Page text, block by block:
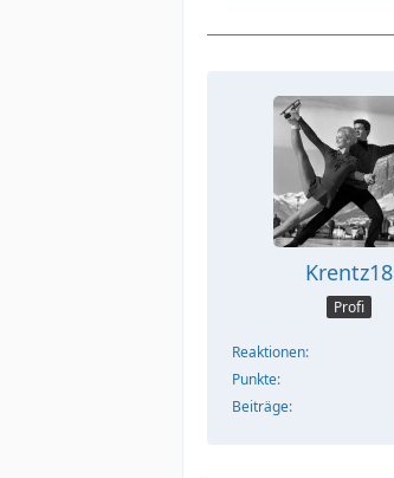
Krentz18
Profi
Reaktionen
Punkte
Beiträge